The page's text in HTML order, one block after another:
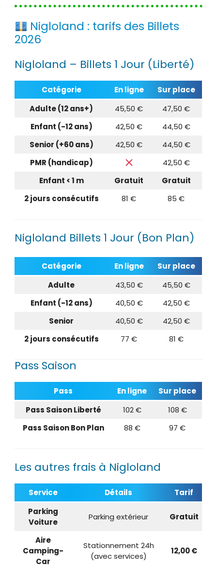
Nigloland : tarifs des Billets
2026
Nigloland – Billets 1 Jour (Liberté)
Catégorie En ligne
Sur place
Adulte (12 ans+)
45,50 €
47,50 €
Enfant (-12 ans)
42,50 €
44,50 €
Senior (+60 ans)
42,50 €
44,50 €
PMR (handicap)
42,50 €
Enfant < 1 m
Gratuit
Gratuit
2 jours consécutifs
81 € 85 €
Nigloland Billets 1 Jour (Bon Plan)
Catégorie En ligne
Sur place
Adulte
43,50 €
45,50 €
Enfant (-12 ans)
40,50 €
42,50 €
Senior
40,50 €
42,50 €
2 jours consécutifs
77 € 81 €
Pass Saison
Pass En ligne
Sur place
Pass Saison Liberté
102 €
108 €
Pass Saison Bon Plan
88 € 97 €
Les autres frais à Nigloland
Service Détails
Tarif
Parking
Voiture
Parking extérieur Gratuit
Aire
Camping-
Car
Stationnement 24h
(avec services)
12,00 €